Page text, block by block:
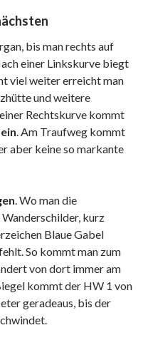
bis man rechts auf
einer Linkskurve biegt
viel weiter erreicht man
und weitere
Rechtskurve kommt
. Am Traufweg kommt
aber keine so markante
. Wo man die
kurz
Blaue Gabel
So kommt man zum
von dort immer am
kommt der HW 1 von
geradeaus, bis der